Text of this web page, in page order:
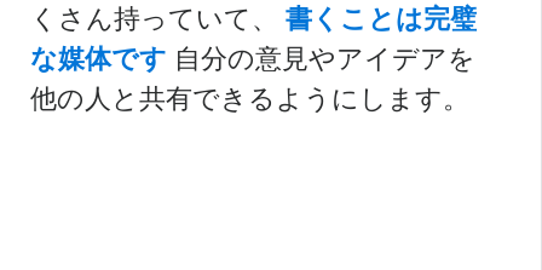
くさん持っていて、 書くことは完璧
な媒体です 自分の意見やアイデアを
他の人と共有できるようにします。